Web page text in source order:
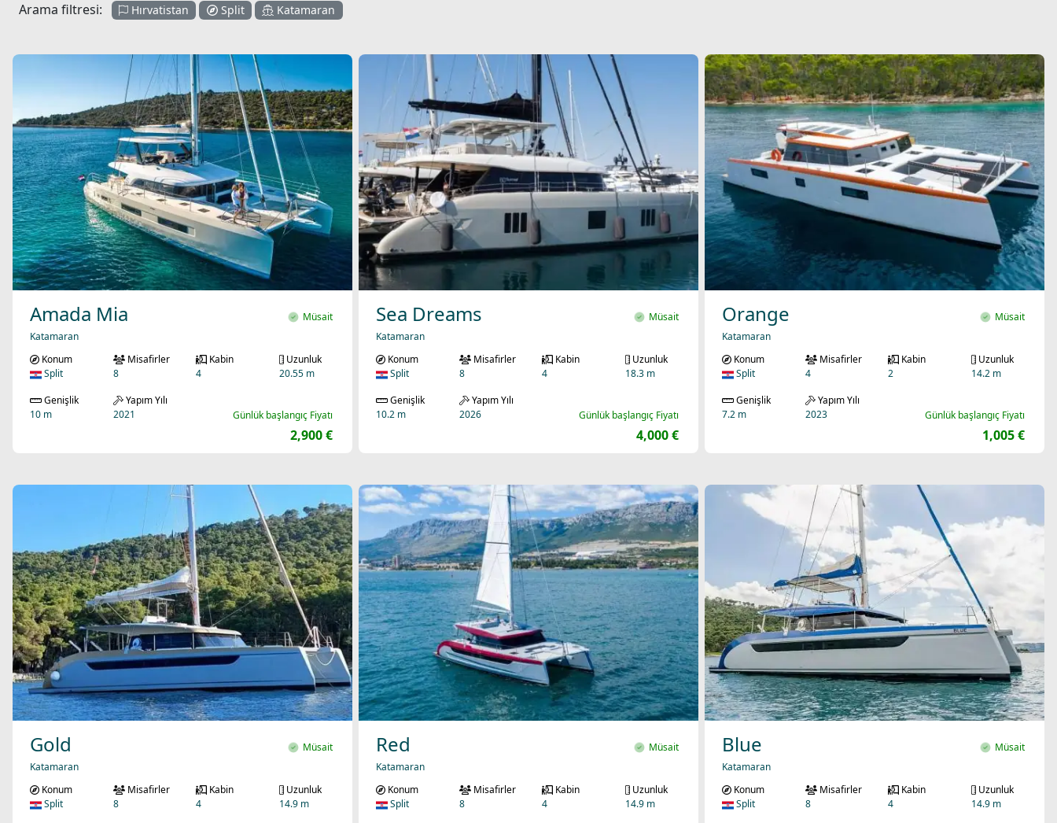
Arama filtresi: Hırvatistan Split Katamaran
Amada Mia
Katamaran
Müsait
Günlük başlangıç Fiyatı
2,900 €
Konum
Split
Misafirler
8
Kabin
4
Uzunluk
20.55 m
Genişlik
10 m
Yapım Yılı
2021
Sea Dreams
Katamaran
Müsait
Günlük başlangıç Fiyatı
4,000 €
Konum
Split
Misafirler
8
Kabin
4
Uzunluk
18.3 m
Genişlik
10.2 m
Yapım Yılı
2026
Orange
Katamaran
Müsait
Günlük başlangıç Fiyatı
1,005 €
Konum
Split
Misafirler
4
Kabin
2
Uzunluk
14.2 m
Genişlik
7.2 m
Yapım Yılı
2023
Gold
Katamaran
Müsait
Konum
Split
Misafirler
8
Kabin
4
Uzunluk
14.9 m
Red
Katamaran
Müsait
Konum
Split
Misafirler
8
Kabin
4
Uzunluk
14.9 m
Blue
Katamaran
Müsait
Konum
Split
Misafirler
8
Kabin
4
Uzunluk
14.9 m